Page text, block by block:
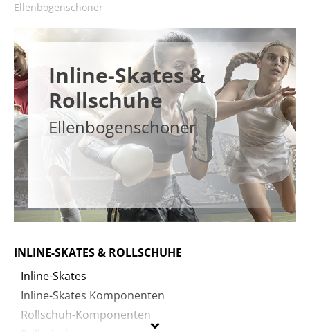
Ellenbogenschoner
Inline-Skates &
Rollschuhe
Ellenbogenschoner
INLINE-SKATES & ROLLSCHUHE
Inline-Skates
Inline-Skates Komponenten
Rollschuh-Komponenten